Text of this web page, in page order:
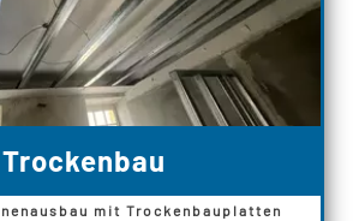
Trockenbau
mit Trockenbauplatten